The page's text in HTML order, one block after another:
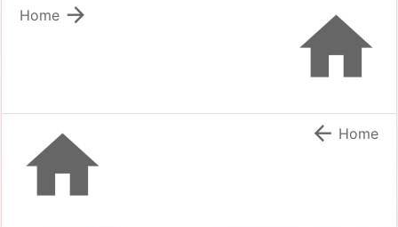


Home
  Home